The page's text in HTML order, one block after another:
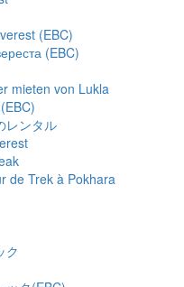
(EBC)
(EBC)
mieten von Lukla
レンタル
de Trek à Pokhara
ク